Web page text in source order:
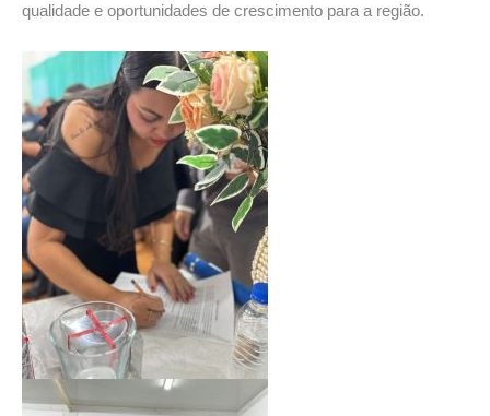
qualidade e oportunidades de crescimento para a região.